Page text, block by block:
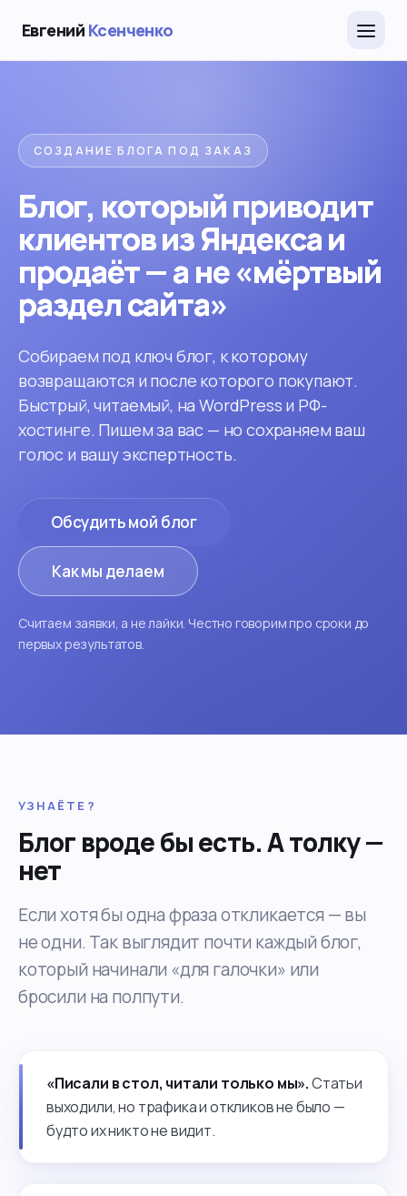
Евгений Ксенченко
СОЗДАНИЕ БЛОГА ПОД ЗАКАЗ
Блог, который приводит
клиентов из Яндекса и
продаёт — а не «мёртвый
раздел сайта»
Собираем под ключ блог, к которому
возвращаются и после которого покупают.
Быстрый, читаемый, на WordPress и РФ-
хостинге. Пишем за вас — но сохраняем ваш
голос и вашу экспертность.
Обсудить мой блог
Как мы делаем
Считаем заявки, а не лайки. Честно говорим про сроки до
первых результатов.
УЗНАЁТЕ?
Блог вроде бы есть. А толку —
нет
Если хотя бы одна фраза откликается — вы
не одни. Так выглядит почти каждый блог,
который начинали «для галочки» или
бросили на полпути.
«Писали в стол, читали только мы».Статьи
выходили, но трафика и откликов не было —
будто их никто не видит.